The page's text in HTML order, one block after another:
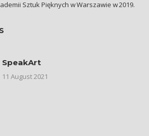
Sztuk Pięknych w Warszawie w 2019.
SpeakArt
11 August 2021